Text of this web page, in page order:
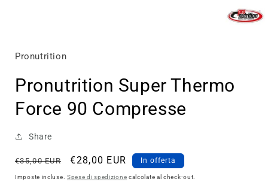
1
modale
Pronutrition
Pronutrition Super Thermo
Force 90 Compresse
Share
Prezzo
di
€35,00 EUR
Prezzo
scontato
€28,00 EUR In offerta
Imposte incluse. Spese di spedizione calcolate al check-out.